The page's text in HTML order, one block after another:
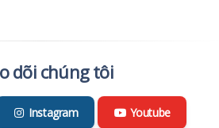
dõi chúng tôi
Instagram Youtube